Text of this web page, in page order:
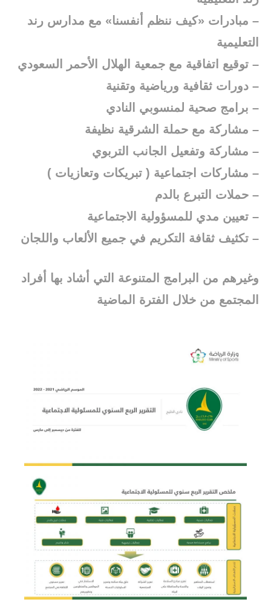
– مبادرات «كيف ننظم أنفسنا» مع مدارس رند
التعليمية
– توقيع اتفاقية مع جمعية الهلال الأحمر السعودي
– دورات ثقافية ورياضية وتقنية
– برامج صحية لمنسوبي النادي
– مشاركة مع حملة الشرقية نظيفة
– مشاركة وتفعيل الجانب التربوي
– مشاركات اجتماعية ( تبريكات وتعازيات )
– حملات التبرع بالدم
– تعيين مدي للمسؤولية الاجتماعية
– تكثيف ثقافة التكريم في جميع الألعاب واللجان
وغيرهم من البرامج المتنوعة التي أشاد بها أفراد
المجتمع من خلال الفترة الماضية